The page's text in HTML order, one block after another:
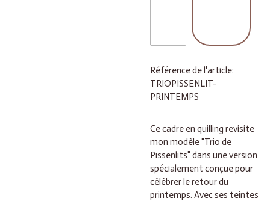
Référence de l'article:
TRIOPISSENLIT-
PRINTEMPS
Ce cadre en quilling revisite
mon modèle "Trio de
Pissenlits" dans une version
spécialement conçue pour
célébrer le retour du
printemps. Avec ses teintes